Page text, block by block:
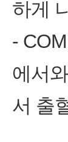
하게
-
에서
서 출